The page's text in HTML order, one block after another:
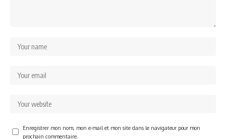
Enregistrer mon nom, mon e-mail et mon site dans le navigateur pour mon
prochain commentaire.